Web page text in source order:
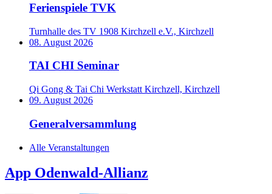
Ferienspiele TVK
Turnhalle des TV 1908 Kirchzell e.V., Kirchzell
08. August 2026
TAI CHI Seminar
Qi Gong & Tai Chi Werkstatt Kirchzell, Kirchzell
09. August 2026
Generalversammlung
Alle Veranstaltungen
App Odenwald-Allianz